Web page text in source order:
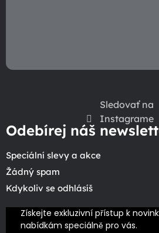
Sledovať na
Instagrame
Odebírej náš
Speciální slevy a akce
Žádný spam
Kdykoliv se odhlásíš
Získejte exkluzivní přístup k
nabídkám speciálně pro vás.